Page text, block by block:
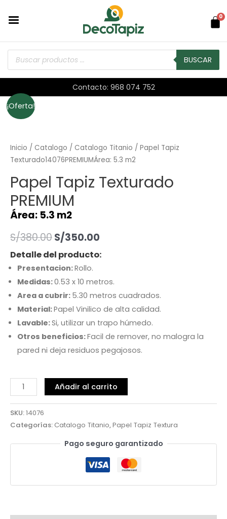
0
BUSCAR
Contacto: 968 074 752
¡Oferta!
Inicio / Catalogo / Catalogo Titanio / Papel Tapiz
Texturado14076PREMIUMÁrea: 5.3 m2
Papel Tapiz Texturado
PREMIUM
Área: 5.3 m2
S/380.00S/350.00
Detalle del producto:
Presentacion:Rollo.
Medidas:0.53 x 10 metros.
Area a cubrir: 5.30 metros cuadrados.
Material:Papel Vinilico de alta calidad.
Lavable:Si, utilizar un trapo húmedo.
Otros beneficios:Facil de remover, no malogra la
pared ni deja residuos pegajosos.
Añadir al carrito
SKU:14076
Categorías:Catalogo Titanio,Papel Tapiz Textura
Pago seguro garantizado